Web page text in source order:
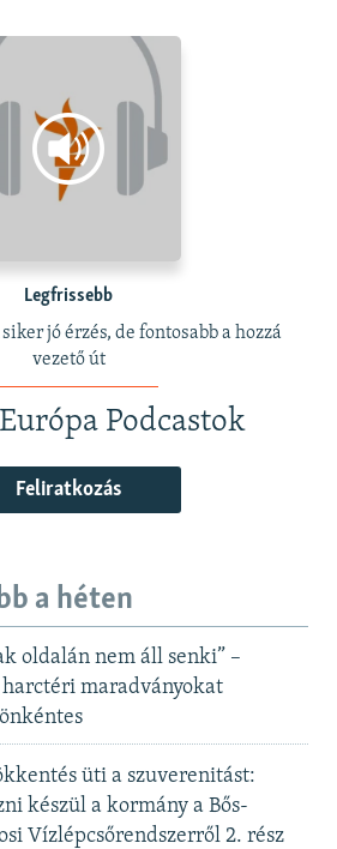
Legfrissebb
jó érzés, de fontosabb a hozzá
vezető út
Podcastok
Feliratkozás
a héten
oldalán nem áll senki” –
maradványokat
üti a szuverenitást:
készül a kormány a Bős-
Vízlépcsőrendszerről 2. rész